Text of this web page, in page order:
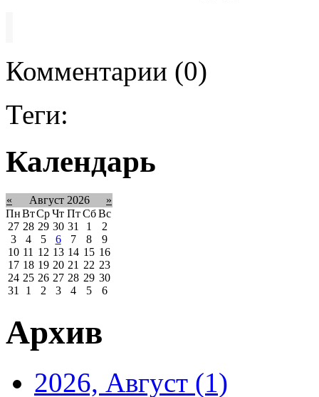
Комментарии (0)
Теги:
Календарь
« Август 2026
»
ПнВтСрЧт Пт Сб Вс
27 28 29 30 31 1
2
3
4 5 6 7 8
9
10 11 12 13 14 15 16
17 18 19 20 21 22 23
24 25 26 27 28 29 30
31
1 2 3 4 5 6
Архив
2026, Август (1)